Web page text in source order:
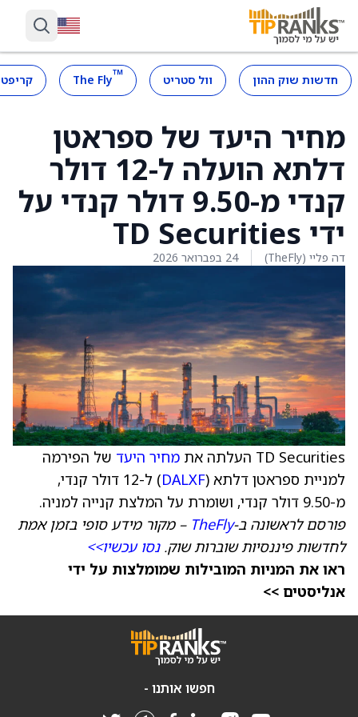
חדשות שוק ההון וול סטריט ™
The Fly
מחיר היעד של ספראטן
דלתא הועלה ל-12 דולר
קנדי מ-9.50 דולר קנדי על
ידי TD Securities
דה פליי (TheFly) 24 בפברואר 2026
TD Securities העלתה את מחיר היעד של הפירמה
למניית ספראטן דלתא (DALXF
) ל-12 דולר קנדי,
מ-9.50 דולר קנדי, ושומרת על המלצת קנייה למניה.
פורסם לראשונה ב-TheFly – מקור מידע סופי בזמן אמת
לחדשות פיננסיות שוברות שוק.נסו עכשיו>>
ראו את המניות המובילות שמומלצות על ידי
אנליסטים >>
חפשו אותנו -